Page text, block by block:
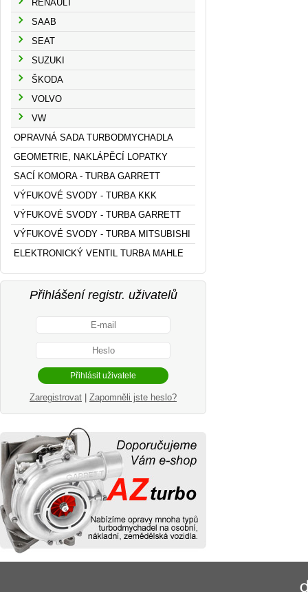
RENAULT
SAAB
SEAT
SUZUKI
ŠKODA
VOLVO
VW
OPRAVNÁ SADA TURBODMYCHADLA
GEOMETRIE, NAKLÁPĚCÍ LOPATKY
SACÍ KOMORA - TURBA GARRETT
VÝFUKOVÉ SVODY - TURBA KKK
VÝFUKOVÉ SVODY - TURBA GARRETT
VÝFUKOVÉ SVODY - TURBA MITSUBISHI
ELEKTRONICKÝ VENTIL TURBA MAHLE
Přihlášení registr. uživatelů
Zaregistrovat Zapomněli jste heslo?